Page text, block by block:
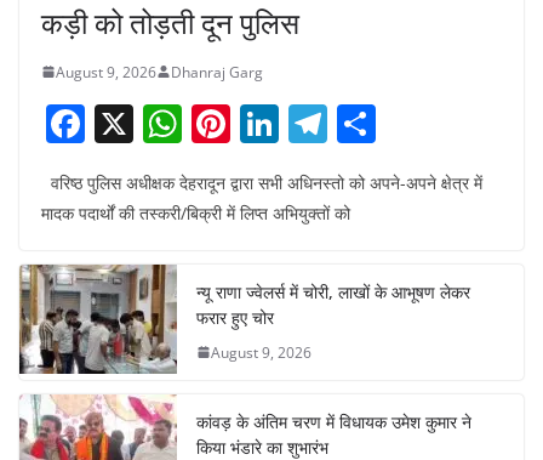
कड़ी को तोड़ती दून पुलिस
August 9, 2026 Dhanraj Garg
F
a
c
b
o
o
k
X W
h
at
A
p
p
Pi
er
st
Li
n
k
dI
T
el
e
a
m
h
ar
वरिष्ठ पुलिस अधीक्षक देहरादून द्वारा सभी अधिनस्तो को अपने-अपने क्षेत्र में
मादक पदार्थों की तस्करी/बिक्री में लिप्त अभियुक्तों को
न्यू राणा ज्वेलर्स में चोरी, लाखों के आभूषण लेकर
फरार हुए चोर
August 9, 2026
कांवड़ के अंतिम चरण में विधायक उमेश कुमार ने
किया भंडारे का शुभारंभ